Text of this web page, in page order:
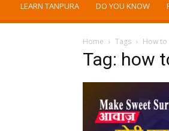
LEARN TANPURA DO YOU KNOW
Home Tags How to
Tag: how